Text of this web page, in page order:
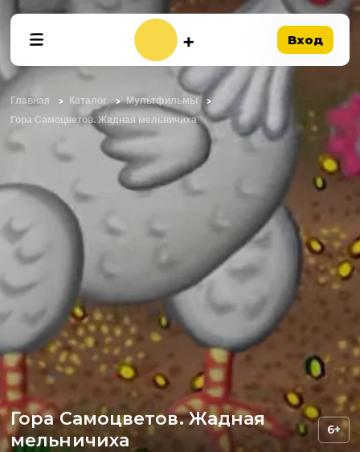
Вход
Главная Каталог
Мультфильмы
Гора Самоцветов. Жадная мельничиха
Гора Самоцветов. Жадная
мельничиха
6+